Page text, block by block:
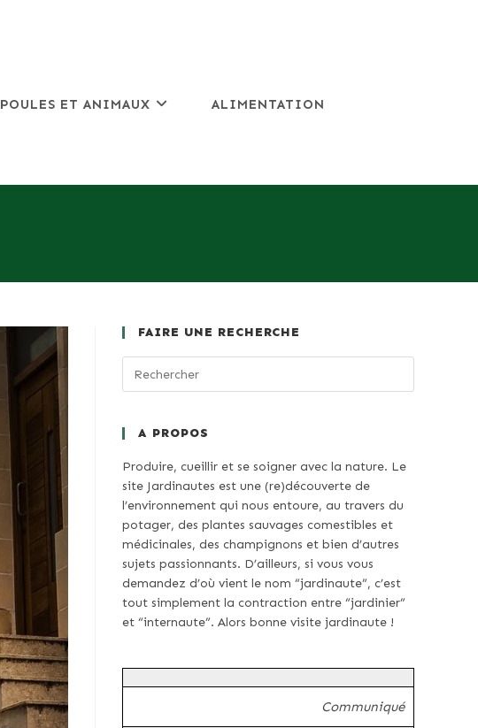
POULES ET ANIMAUX ALIMENTATION
FAIRE UNE RECHERCHE
A PROPOS
Produire, cueillir et se soigner avec la nature. Le
site Jardinautes est une (re)découverte de
l’environnement qui nous entoure, au travers du
potager, des plantes sauvages comestibles et
médicinales, des champignons et bien d’autres
sujets passionnants. D’ailleurs, si vous vous
demandez d’où vient le nom “jardinaute”, c’est
tout simplement la contraction entre “jardinier”
et “internaute”. Alors bonne visite jardinaute !
Communiqué